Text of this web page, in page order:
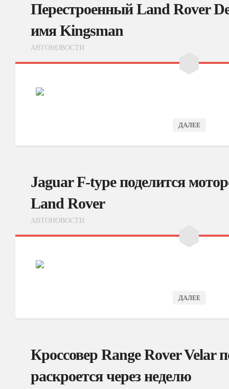
Перестроенный Land Rover
имя Kingsman
АВТОНОВОСТИ
ДАЛЕЕ
Jaguar F-type поделится
Land Rover
АВТОНОВОСТИ
ДАЛЕЕ
Кроссовер Range Rover Velar
раскроется через неделю